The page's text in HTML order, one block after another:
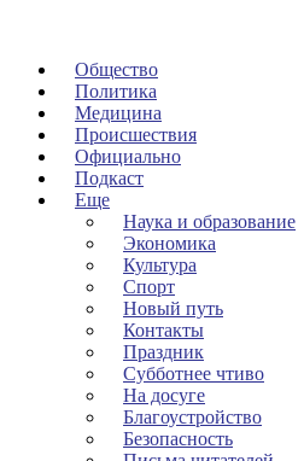
Общество
Политика
Медицина
Происшествия
Официально
Подкаст
Еще
Наука и образование
Экономика
Культура
Спорт
Новый путь
Контакты
Праздник
Субботнее чтиво
На досуге
Благоустройство
Безопасность